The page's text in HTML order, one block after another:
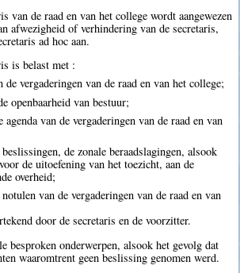
van de raad en van het college wordt aangewezen
afwezigheid of verhindering van de secretaris,
ad hoc aan.
is belast met :
de vergaderingen van de raad en van het college;
openbaarheid van bestuur;
van de vergaderingen van de raad en van
de zonale beraadslagingen, alsook
de uitoefening van het toezicht, aan de
overheid;
van de vergaderingen van de raad en van
door de secretaris en de voorzitter.
besproken onderwerpen, alsook het gevolg dat
waaromtrent geen beslissing genomen werd.